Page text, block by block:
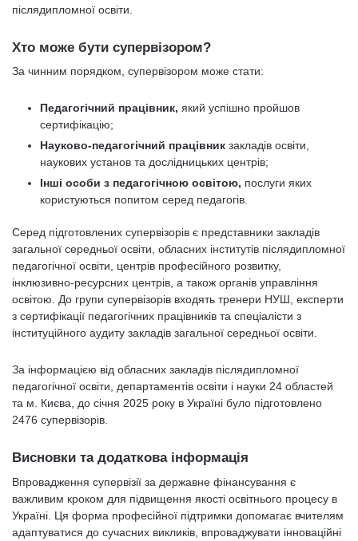
післядипломної освіти.
Хто може бути супервізором?
За чинним порядком, супервізором може стати:
Педагогічний працівник, який успішно пройшов
сертифікацію;
Науково-педагогічний працівник закладів освіти,
наукових установ та дослідницьких центрів;
Інші особи з педагогічною освітою, послуги яких
користуються попитом серед педагогів.
Серед підготовлених супервізорів є представники закладів
загальної середньої освіти, обласних інститутів післядипломної
педагогічної освіти, центрів професійного розвитку,
інклюзивно-ресурсних центрів, а також органів управління
освітою. До групи супервізорів входять тренери НУШ, експерти
з сертифікації педагогічних працівників та спеціалісти з
інституційного аудиту закладів загальної середньої освіти.
За інформацією від обласних закладів післядипломної
педагогічної освіти, департаментів освіти і науки 24 областей
та м. Києва, до січня 2025 року в Україні було підготовлено
2476 супервізорів.
Висновки та додаткова інформація
Впровадження супервізії за державне фінансування є
важливим кроком для підвищення якості освітнього процесу в
Україні. Ця форма професійної підтримки допомагає вчителям
адаптуватися до сучасних викликів, впроваджувати інноваційні